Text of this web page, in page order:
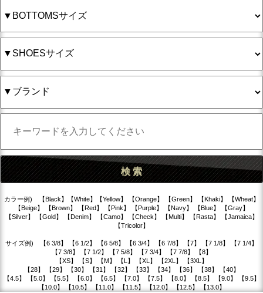
カラー例) 【Black】【White】【Yellow】 【Orange】 【Green】 【Khaki】 【Wheat】
【Beige】 【Brown】 【Red】 【Pink】 【Purple】 【Navy】 【Blue】 【Gray】
【Silver】 【Gold】 【Denim】 【Camo】 【Check】 【Multi】 【Rasta】 【Jamaica】
【Tricolor】
サイズ例) 【6 3/8】 【6 1/2】 【6 5/8】 【6 3/4】 【6 7/8】 【7】 【7 1/8】 【7 1/4】
【7 3/8】 【7 1/2】 【7 5/8】 【7 3/4】 【7 7/8】 【8】
【XS】 【S】 【M】 【L】 【XL】 【2XL】 【3XL】
【28】 【29】 【30】 【31】 【32】 【33】 【34】 【36】 【38】 【40】
【4.5】 【5.0】 【5.5】 【6.0】 【6.5】 【7.0】 【7.5】 【8.0】 【8.5】 【9.0】 【9.5】
【10.0】 【10.5】 【11.0】 【11.5】 【12.0】 【12.5】 【13.0】